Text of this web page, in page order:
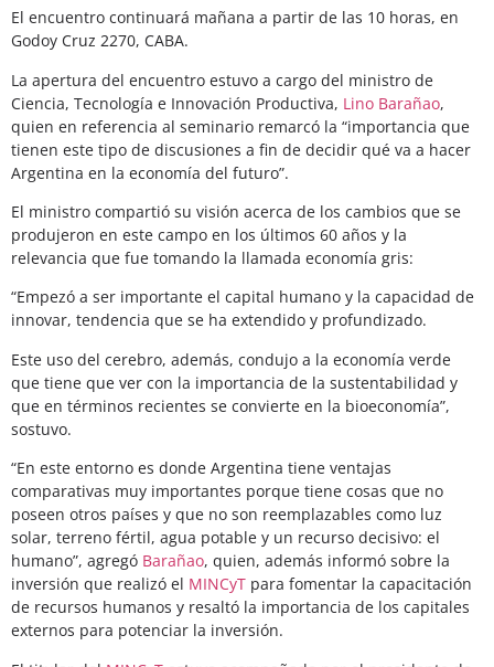
El encuentro continuará mañana a partir de las 10 horas, en
Godoy Cruz 2270, CABA.
La apertura del encuentro estuvo a cargo del ministro de
Ciencia, Tecnología e Innovación Productiva, Lino Barañao,
quien en referencia al seminario remarcó la “importancia que
tienen este tipo de discusiones a fin de decidir qué va a hacer
Argentina en la economía del futuro”.
El ministro compartió su visión acerca de los cambios que se
produjeron en este campo en los últimos 60 años y la
relevancia que fue tomando la llamada economía gris:
“Empezó a ser importante el capital humano y la capacidad de
innovar, tendencia que se ha extendido y profundizado.
Este uso del cerebro, además, condujo a la economía verde
que tiene que ver con la importancia de la sustentabilidad y
que en términos recientes se convierte en la bioeconomía”,
sostuvo.
“En este entorno es donde Argentina tiene ventajas
comparativas muy importantes porque tiene cosas que no
poseen otros países y que no son reemplazables como luz
solar, terreno fértil, agua potable y un recurso decisivo: el
humano”, agregó Barañao, quien, además informó sobre la
inversión que realizó el MINCyT para fomentar la capacitación
de recursos humanos y resaltó la importancia de los capitales
externos para potenciar la inversión.